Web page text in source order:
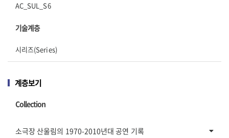
AC_SUL_S6
기술계층
시리즈(Series)
계층보기
Collection
소극장 산울림의 1970-2010년대 공연 기록